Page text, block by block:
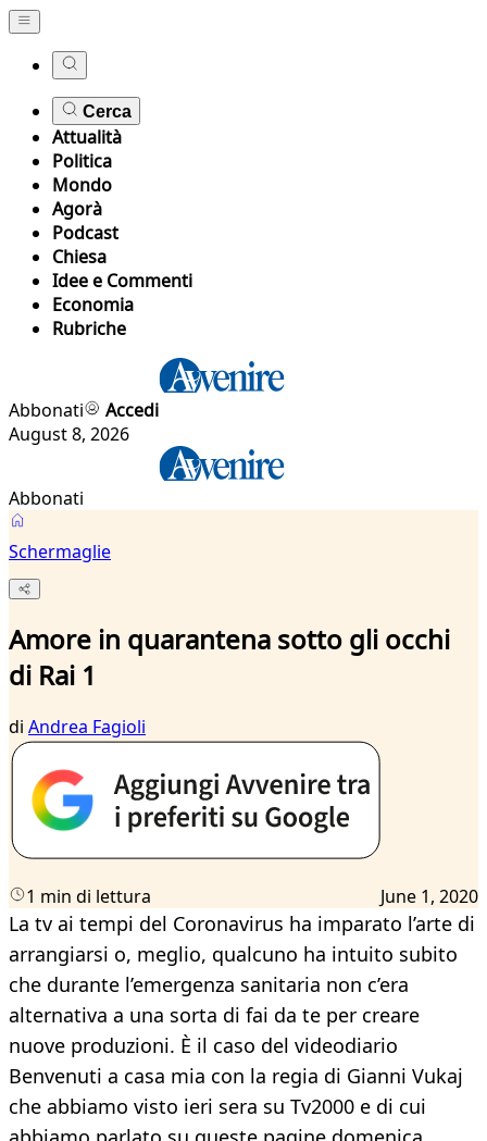
Cerca
Attualità
Politica
Mondo
Agorà
Podcast
Chiesa
Idee e Commenti
Economia
Rubriche
Abbonati
Accedi
August 8, 2026
Abbonati
Schermaglie
Amore in quarantena sotto gli occhi
di Rai 1
di Andrea Fagioli
1 min di lettura June 1, 2020
La tv ai tempi del Coronavirus ha imparato l’arte di
arrangiarsi o, meglio, qualcuno ha intuito subito
che durante l’emergenza sanitaria non c’era
alternativa a una sorta di fai da te per creare
nuove produzioni. È il caso del videodiario
Benvenuti a casa mia con la regia di Gianni Vukaj
che abbiamo visto ieri sera su Tv2000 e di cui